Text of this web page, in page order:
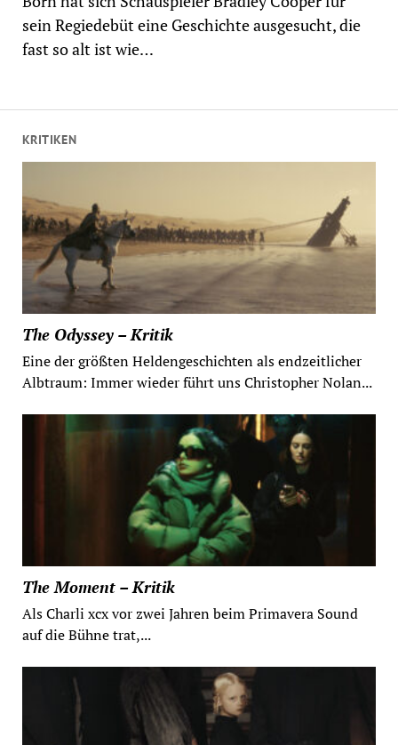
KRITIKEN
The Odyssey – Kritik
Eine der größten Heldengeschichten als endzeitlicher
Albtraum: Immer wieder führt uns Christopher Nolan...
The Moment – Kritik
Als Charli xcx vor zwei Jahren beim Primavera Sound
auf die Bühne trat,...
sein Regiedebüt eine Geschichte ausgesucht, die
fast so alt ist wie…